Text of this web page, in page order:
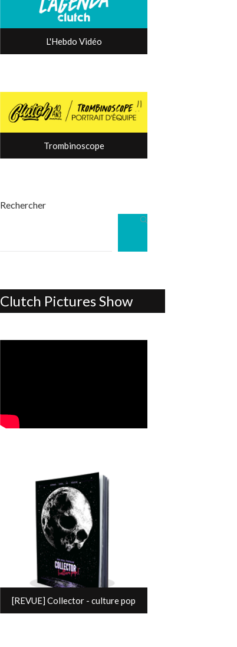
L'Hebdo Vidéo
Trombinoscope
Rechercher
Clutch Pictures Show
[REVUE] Collector - culture pop